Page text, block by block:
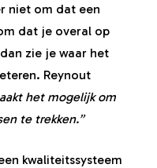
niet om dat een
dat je overal op
zie je waar het
Reynout
het mogelijk om
te trekken.”
kwaliteitssysteem